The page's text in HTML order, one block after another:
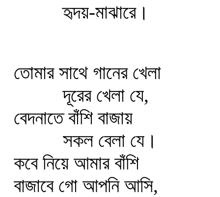
হৃদয়-মাঝারে।
তোমার সাথে গানের খেলা
দূরের খেলা যে,
বেদনাতে বাঁশি বাজায়
সকল বেলা যে।
কবে নিয়ে আমার বাঁশি
বাজাবে গো আপনি আসি,